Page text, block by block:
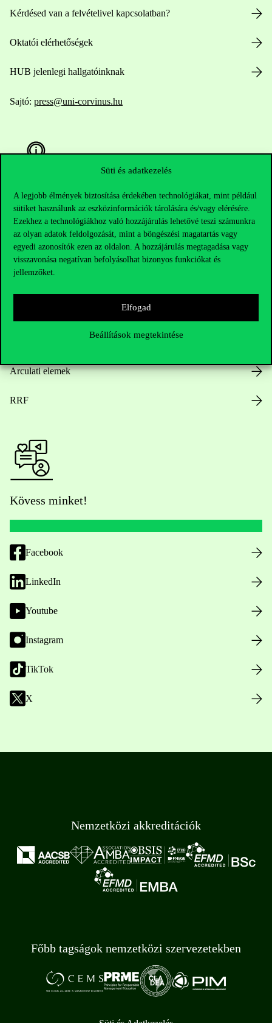
Süti és adatkezelés
A legjobb élmények biztosítása érdekében technológiákat, mint például
sütiket használunk az eszközinformációk tárolására és/vagy elérésére.
Ezekhez a technológiákhoz való hozzájárulás lehetővé teszi számunkra
az olyan adatok feldolgozását, mint a böngészési magatartás vagy
egyedi azonosítók ezen az oldalon. A hozzájárulás megtagadása vagy
visszavonása negatívan befolyásolhat bizonyos funkciókat és
jellemzőket.
Elfogad
Beállítások megtekintése
Kérdésed van a felvételivel kapcsolatban?
Oktatói elérhetőségek
HUB jelenlegi hallgatóinknak
Sajtó: press@uni-corvinus.hu
Hasznos linkek
Nyitvatartás
Arculati elemek
RRF
Kövess minket!
Facebook
LinkedIn
Youtube
Instagram
TikTok
X
Nemzetközi akkreditációk
Főbb tagságok nemzetközi szervezetekben